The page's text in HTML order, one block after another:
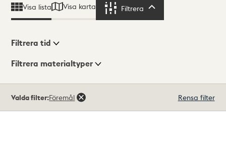
Visa lista Visa karta Filtrera
Visningsläge
Filtrera tid
Filtrera materialtyper
träffar
Valda filter:Föremål Rensa filter